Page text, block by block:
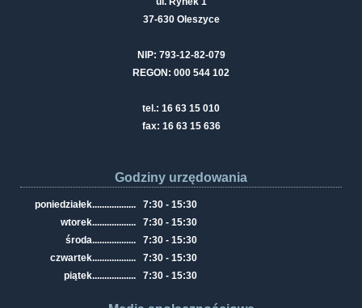
37-630 Oleszyce
NIP: 793-12-82-079
REGON: 000 544 102
tel.: 16 63 15 010
fax: 16 63 15 636
Godziny urzędowania
poniedziałek..................
7:30 - 15:30
wtorek..................
7:30 - 15:30
środa..................
7:30 - 15:30
czwartek..................
7:30 - 15:30
piątek.................. 7:30 - 15:30